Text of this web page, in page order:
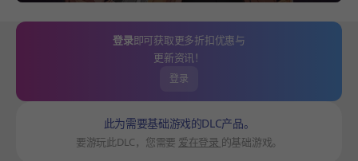
登录即可获取更多折扣优惠与
更新资讯！
登录
此为需要基础游戏的DLC产品。
要游玩此DLC，您需要 爱在登录 的基础游戏。